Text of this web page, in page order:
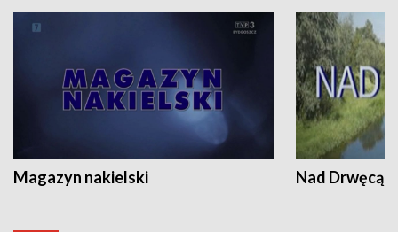
Magazyn nakielski Nad Drwęcą